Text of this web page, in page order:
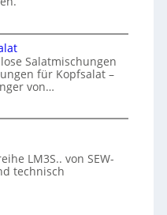
Salatmischungen
für Kopfsalat –
von…
LM3S.. von SEW-
technisch